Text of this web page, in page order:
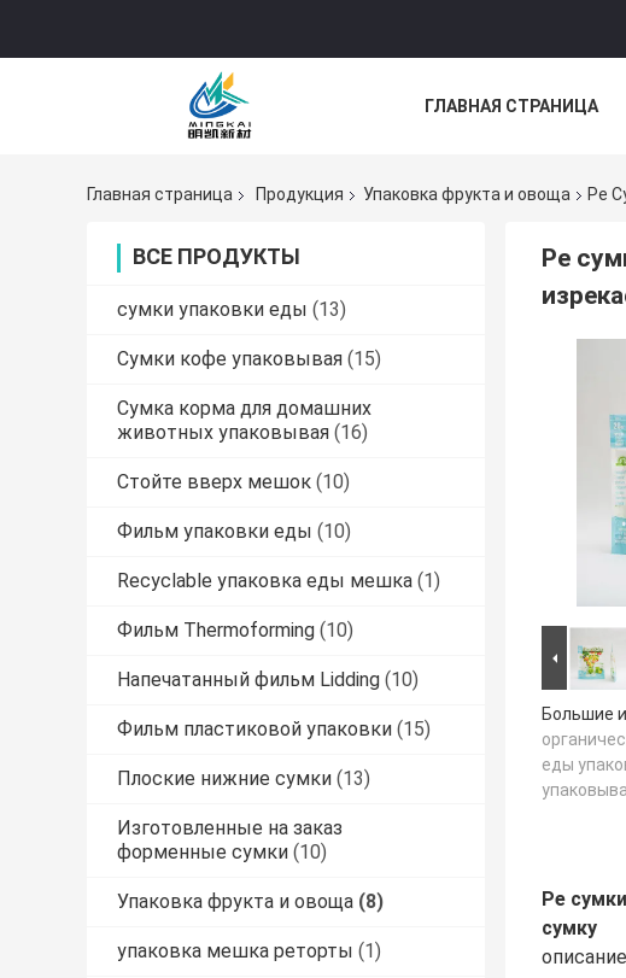
ГЛАВНАЯ СТРАНИЦА
Главная страница
Продукция Упаковка фрукта и овоща Pe
ВСЕ ПРОДУКТЫ
сумки упаковки еды (13)
Сумки кофе упаковывая (15)
Сумка корма для домашних
животных упаковывая (16)
Стойте вверх мешок (10)
Фильм упаковки еды (10)
Recyclable упаковка еды мешка (1)
Фильм Thermoforming (10)
Напечатанный фильм Lidding (10)
Фильм пластиковой упаковки (15)
Плоские нижние сумки (13)
Изготовленные на заказ
форменные сумки (10)
Упаковка фрукта и овоща (8)
упаковка мешка реторты (1)
Pe
Большие
еды
Pe
сумку
описание